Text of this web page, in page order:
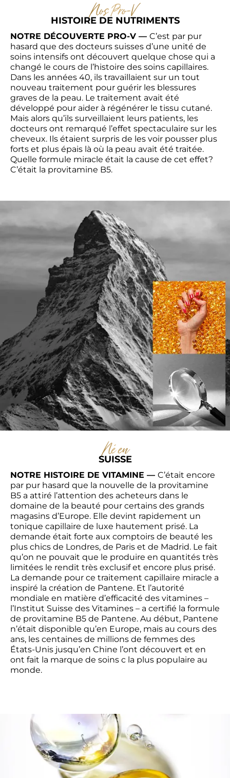
Nos Pro-V
HISTOIRE DE NUTRIMENTS
NOTRE DÉCOUVERTE PRO-V — C’est par pur
hasard que des docteurs suisses d’une unité de
soins intensifs ont découvert quelque chose qui a
changé le cours de l’histoire des soins capillaires.
Dans les années 40, ils travaillaient sur un tout
nouveau traitement pour guérir les blessures
graves de la peau. Le traitement avait été
développé pour aider à régénérer le tissu cutané.
Mais alors qu’ils surveillaient leurs patients, les
docteurs ont remarqué l’effet spectaculaire sur les
cheveux. Ils étaient surpris de les voir pousser plus
forts et plus épais là où la peau avait été traitée.
Quelle formule miracle était la cause de cet effet?
C’était la provitamine B5.
Né en
SUISSE
NOTRE HISTOIRE DE VITAMINE — C’était encore
par pur hasard que la nouvelle de la provitamine
B5 a attiré l’attention des acheteurs dans le
domaine de la beauté pour certains des grands
magasins d’Europe. Elle devint rapidement un
tonique capillaire de luxe hautement prisé. La
demande était forte aux comptoirs de beauté les
plus chics de Londres, de Paris et de Madrid. Le fait
qu’on ne pouvait que le produire en quantités très
limitées le rendit très exclusif et encore plus prisé.
La demande pour ce traitement capillaire miracle a
inspiré la création de Pantene. Et l’autorité
mondiale en matière d’efficacité des vitamines –
l’Institut Suisse des Vitamines – a certifié la formule
de provitamine B5 de Pantene. Au début, Pantene
n’était disponible qu’en Europe, mais au cours des
ans, les centaines de millions de femmes des
États-Unis jusqu’en Chine l’ont découvert et en
ont fait la marque de soins c la plus populaire au
monde.